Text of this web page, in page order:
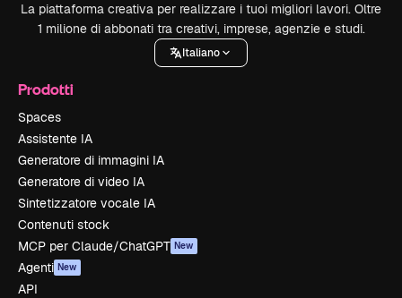
La piattaforma creativa per realizzare i tuoi migliori lavori. Oltre
1 milione di abbonati tra creativi, imprese, agenzie e studi.
Italiano
Prodotti
Spaces
Assistente IA
Generatore di immagini IA
Generatore di video IA
Sintetizzatore vocale IA
Contenuti stock
MCP per Claude/ChatGPT New
Agenti New
API